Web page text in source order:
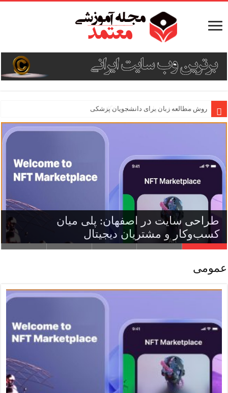
روش مطالعه زبان برای دانشجویان پزشکی
طراحی سایت در اصفهان: پلی میان
کسب‌وکار و مشتریان دیجیتال
طراحی سایت فروشگاهی برای کسب درآمد
بیشتر
زبان نمادین در فال بابا طاهر
قابلیت‌های یک سایت ترجمه حرفه‌ای
شغل های پردرآمد بدون مدرک دانشگاهی
عمومی